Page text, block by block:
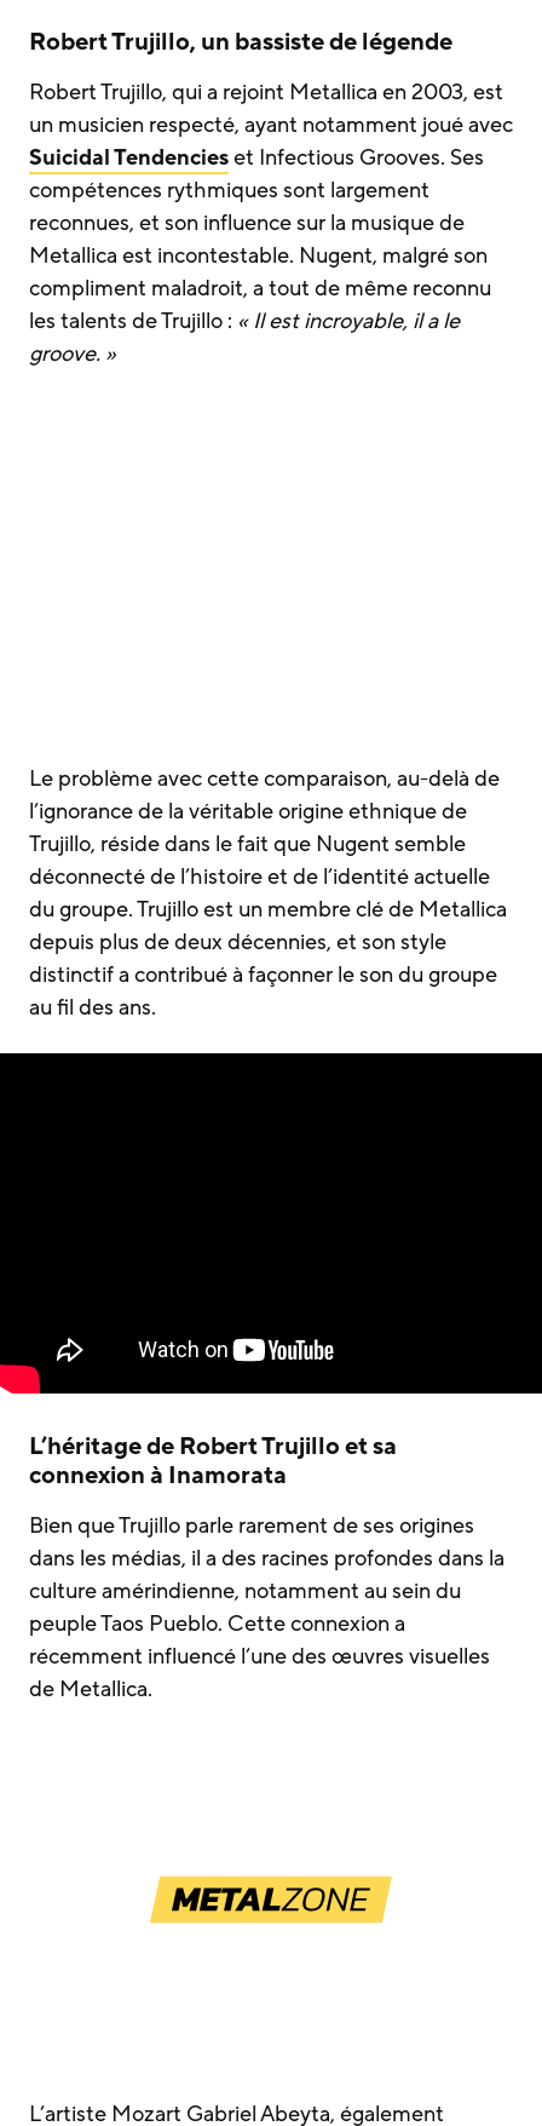
Robert Trujillo, un bassiste de légende
Robert Trujillo, qui a rejoint Metallica en 2003, est
un musicien respecté, ayant notamment joué avec
Suicidal Tendencieset Infectious Grooves. Ses
compétences rythmiques sont largement
reconnues, et son influence sur la musique de
Metallica est incontestable. Nugent, malgré son
compliment maladroit, a tout de même reconnu
les talents de Trujillo : « Il est incroyable, il a le
groove. »
Le problème avec cette comparaison, au-delà de
l’ignorance de la véritable origine ethnique de
Trujillo, réside dans le fait que Nugent semble
déconnecté de l’histoire et de l’identité actuelle
du groupe. Trujillo est un membre clé de Metallica
depuis plus de deux décennies, et son style
distinctif a contribué à façonner le son du groupe
au fil des ans.
L’héritage de Robert Trujillo et sa
connexion à Inamorata
Bien que Trujillo parle rarement de ses origines
dans les médias, il a des racines profondes dans la
culture amérindienne, notamment au sein du
peuple Taos Pueblo. Cette connexion a
récemment influencé l’une des œuvres visuelles
de Metallica.
L’artiste Mozart Gabriel Abeyta, également